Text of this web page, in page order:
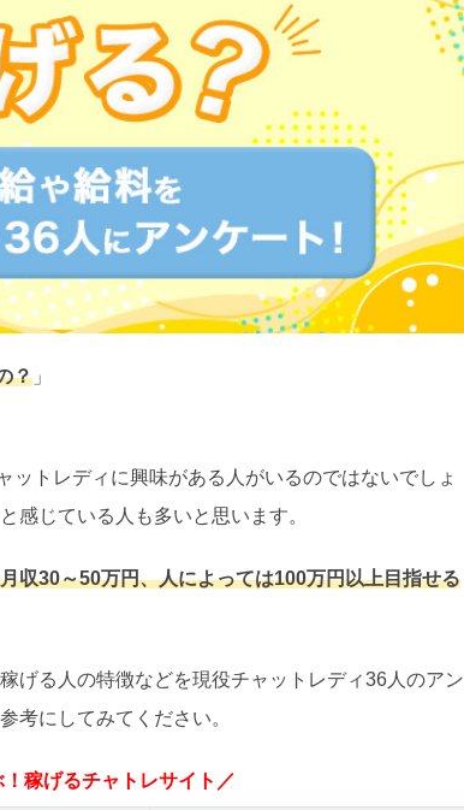
？ 」
ットレディに興味がある人がいるのではないでしょ
感じている人も多いと思います。
収30～50万円、人によっては100万円以上目指せる
げる人の特徴などを現役チャットレディ36人のアン
考にしてみてください。
！稼げるチャトレサイト／